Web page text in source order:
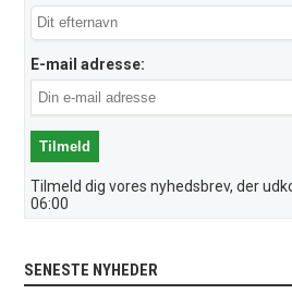
E-mail adresse:
Tilmeld dig vores nyhedsbrev, der
06:00
SENESTE NYHEDER